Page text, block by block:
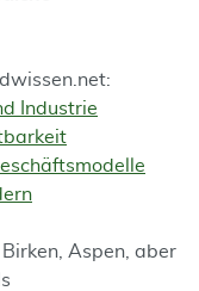
Industrie
Aspen, aber